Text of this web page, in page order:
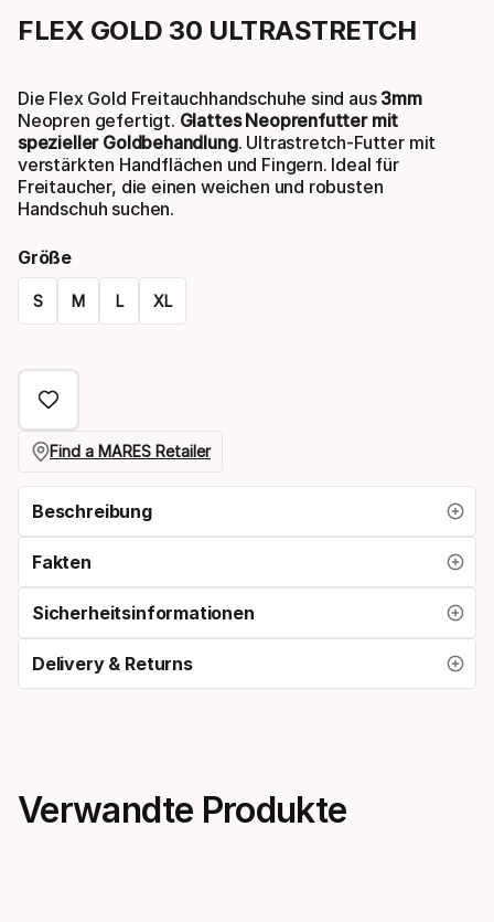
FLEX GOLD 30 ULTRASTRETCH
Die Flex Gold Freitauchhandschuhe sind aus 3mm
Neopren gefertigt. Glattes Neoprenfutter mit
spezieller Goldbehandlung. Ultrastretch-Futter mit
verstärkten Handflächen und Fingern. Ideal für
Freitaucher, die einen weichen und robusten
Handschuh suchen.
Größe
S M L XL
select
option:
größe
Find a MARES Retailer
Beschreibung
Fakten
Sicherheitsinformationen
Delivery & Returns
Verwandte Produkte